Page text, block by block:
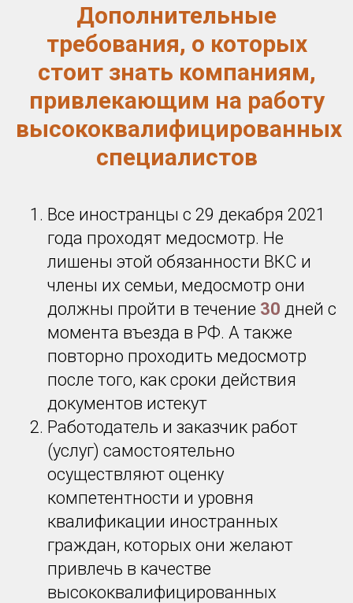
Дополнительные
требования, о которых
стоит знать компаниям,
привлекающим на работу
высококвалифицированных
специалистов
Все иностранцы с 29 декабря 2021
года проходят медосмотр. Не
лишены этой обязанности ВКС и
члены их семьи, медосмотр они
должны пройти в течение 30 дней с
момента въезда в РФ. А также
повторно проходить медосмотр
после того, как сроки действия
документов истекут
Работодатель и заказчик работ
(услуг) самостоятельно
осуществляют оценку
компетентности и уровня
квалификации иностранных
граждан, которых они желают
привлечь в качестве
высококвалифицированных